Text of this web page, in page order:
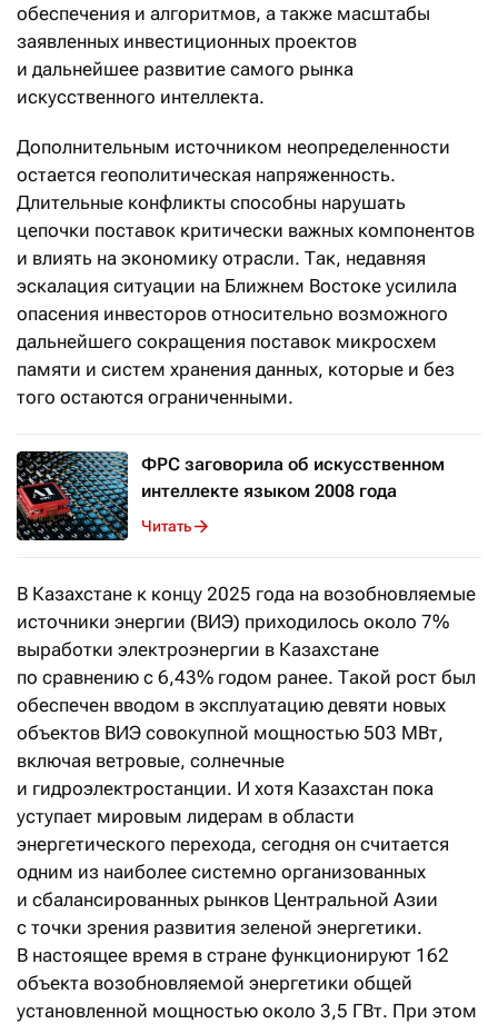
обеспечения и алгоритмов, а также масштабы
заявленных инвестиционных проектов
и дальнейшее развитие самого рынка
искусственного интеллекта.
Дополнительным источником неопределенности
остается геополитическая напряженность.
Длительные конфликты способны нарушать
цепочки поставок критически важных компонентов
и влиять на экономику отрасли. Так, недавняя
эскалация ситуации на Ближнем Востоке усилила
опасения инвесторов относительно возможного
дальнейшего сокращения поставок микросхем
памяти и систем хранения данных, которые и без
того остаются ограниченными.
ФРС заговорила об искусственном
интеллекте языком 2008 года
Читать
В Казахстане к концу 2025 года на возобновляемые
источники энергии (ВИЭ) приходилось около 7%
выработки электроэнергии в Казахстане
по сравнению с 6,43% годом ранее. Такой рост был
обеспечен вводом в эксплуатацию девяти новых
объектов ВИЭ совокупной мощностью 503 МВт,
включая ветровые, солнечные
и гидроэлектростанции. И хотя Казахстан пока
уступает мировым лидерам в области
энергетического перехода, сегодня он считается
одним из наиболее системно организованных
и сбалансированных рынков Центральной Азии
с точки зрения развития зеленой энергетики.
В настоящее время в стране функционируют 162
объекта возобновляемой энергетики общей
установленной мощностью около 3,5 ГВт. При этом